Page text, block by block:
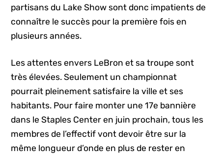
partisans du Lake Show sont donc impatients de
connaître le succès pour la première fois en
plusieurs années.
Les attentes envers LeBron et sa troupe sont
très élevées. Seulement un championnat
pourrait pleinement satisfaire la ville et ses
habitants. Pour faire monter une 17e bannière
dans le Staples Center en juin prochain, tous les
membres de l’effectif vont devoir être sur la
même longueur d’onde en plus de rester en